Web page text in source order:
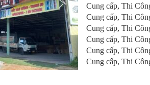
Cung cấp, Thi
Cung cấp, Thi
Cung cấp, Thi
Cung cấp, Thi
Cung cấp, Thi
Cung cấp, Thi